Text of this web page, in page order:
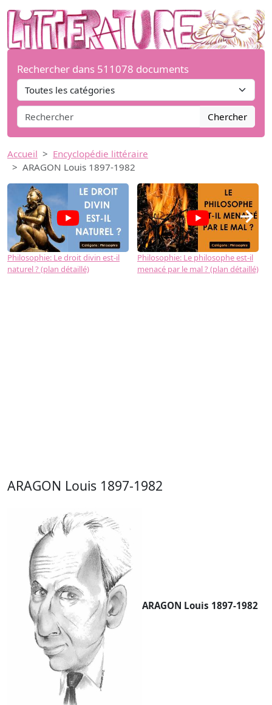
Rechercher dans 511078 documents
Chercher
Accueil
Encyclopédie littéraire
ARAGON Louis 1897-1982
Philosophie: Le droit divin est-il
naturel ? (plan détaillé)
Philosophie: Le philosophe est-il
menacé par le mal ? (plan détaillé)
→
ARAGON Louis 1897-1982
ARAGON Louis 1897-1982